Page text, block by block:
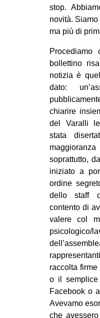
stop.
novità.
ma più di
Procediamo
bollettino
notizia è
dato:
chiarire
del Varalli
stata
soprattutto,
iniziato a
ordine
dello staff
contento di
valere col
psicologico/
raccolta firme
o il
Facebook o
Avevamo
che